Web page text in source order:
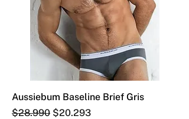
Aussiebum Baseline Brief Gris
Precio
$28.990 Precio de oferta
$20.293